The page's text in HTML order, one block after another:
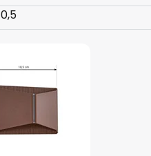
0,5